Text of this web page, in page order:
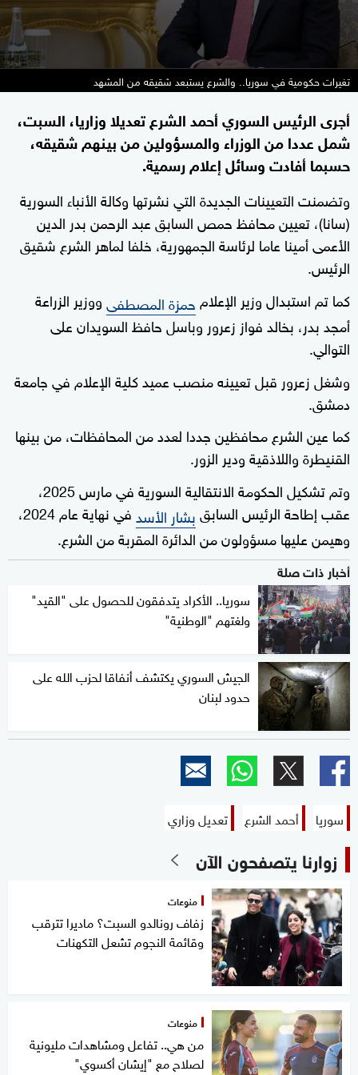
تغيرات حكومية في سوريا.. والشرع يستبعد شقيقه من المشهد
أجرى الرئيس السوري أحمد الشرع تعديلا وزاريا، السبت،
شمل عددا من الوزراء والمسؤولين من بينهم شقيقه،
حسبما أفادت وسائل إعلام رسمية.
وتضمنت التعيينات الجديدة التي نشرتها وكالة الأنباء السورية
(سانا)، تعيين محافظ حمص السابق عبد الرحمن بدر الدين
الأعمى أمينا عاما لرئاسة الجمهورية، خلفا لماهر الشرع شقيق
الرئيس.
كما تم استبدال وزير الإعلام حمزة المصطفىووزير الزراعة
أمجد بدر، بخالد فواز زعرور وباسل حافظ السويدان على
التوالي.
وشغل زعرور قبل تعيينه منصب عميد كلية الإعلام في جامعة
دمشق.
كما عين الشرع محافظين جددا لعدد من المحافظات، من بينها
القنيطرة واللاذقية ودير الزور.
وتم تشكيل الحكومة الانتقالية السورية في مارس 2025،
عقب إطاحة الرئيس السابقبشار الأسد
في نهاية عام 2024،
وهيمن عليها مسؤولون من الدائرة المقربة من الشرع.
أخبار ذات صلة
سوريا.. الأكراد يتدفقون للحصول على "القيد"
ولغتهم "الوطنية"
الجيش السوري يكتشف أنفاقا لحزب الله على
حدود لبنان
سوريا أحمد الشرع تعديل وزاري
زوارنا يتصفحون الآن
منوعات
زفاف رونالدو السبت؟ ماديرا تترقب
وقائمة النجوم تشعل التكهنات
منوعات
من هي.. تفاعل ومشاهدات مليونية
لصلاح مع "إيشان أكسوي"